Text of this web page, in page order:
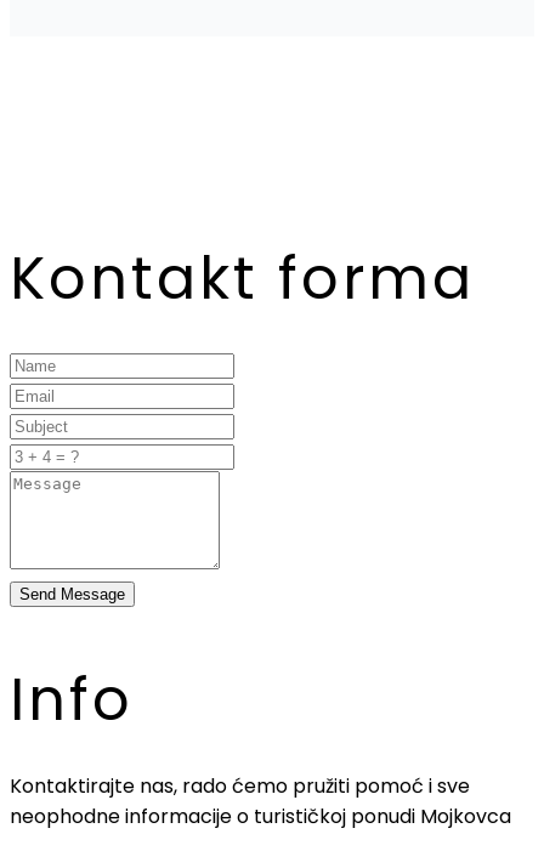
Kontakt forma
Send Message
Info
Kontaktirajte nas, rado ćemo pružiti pomoć i sve
neophodne informacije o turističkoj ponudi Mojkovca